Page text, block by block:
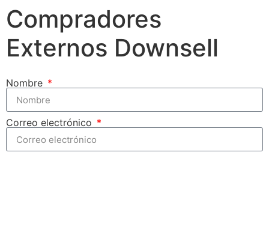
Compradores
Externos Downsell
Nombre
Correo electrónico